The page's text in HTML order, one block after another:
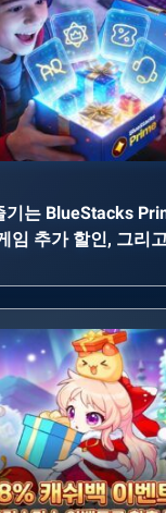
기는 BlueStacks
임 추가 할인, 그리